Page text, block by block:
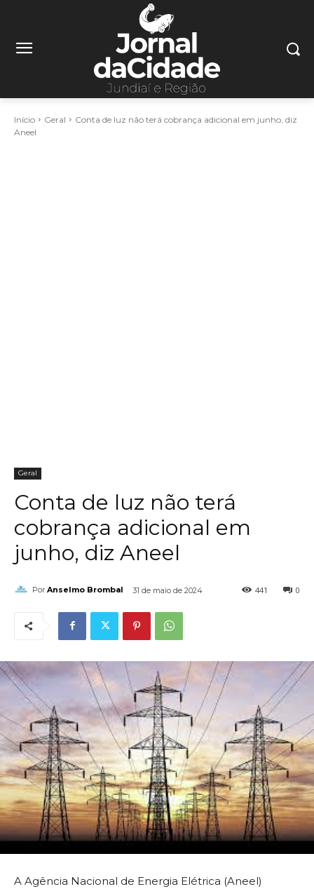
Início Geral
Conta de luz não terá cobrança adicional em junho, diz
Aneel
Geral
Conta de luz não terá
cobrança adicional em
junho, diz Aneel
Por Anselmo Brombal 31 de maio de 2024 0
441
A Agência Nacional de Energia Elétrica (Aneel)